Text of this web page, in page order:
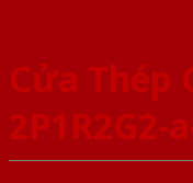
Cửa Thép
2P1R2G2-